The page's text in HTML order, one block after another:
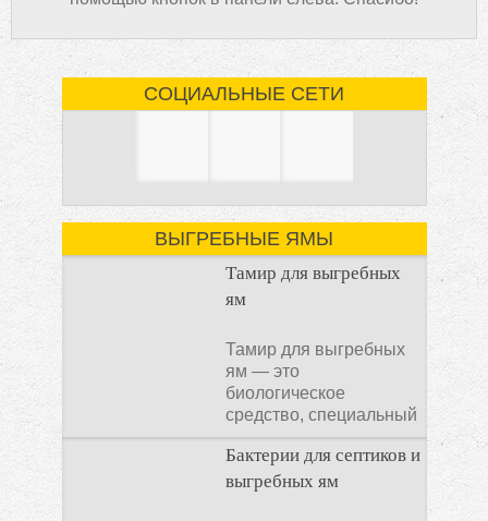
СОЦИАЛЬНЫЕ СЕТИ
ВЫГРЕБНЫЕ ЯМЫ
Тамир для выгребных
ям
Тамир для выгребных
ям — это
биологическое
средство, специальный
концентрат, который
используется
Бактерии для септиков и
выгребных ям